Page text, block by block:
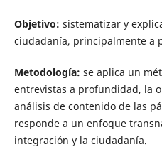
Objetivo: sistematizar y
ciudadanía, principalmente a
Metodología: se aplica un
entrevistas a profundidad, la
análisis de contenido de las
responde a un enfoque
integración y la ciudadanía.